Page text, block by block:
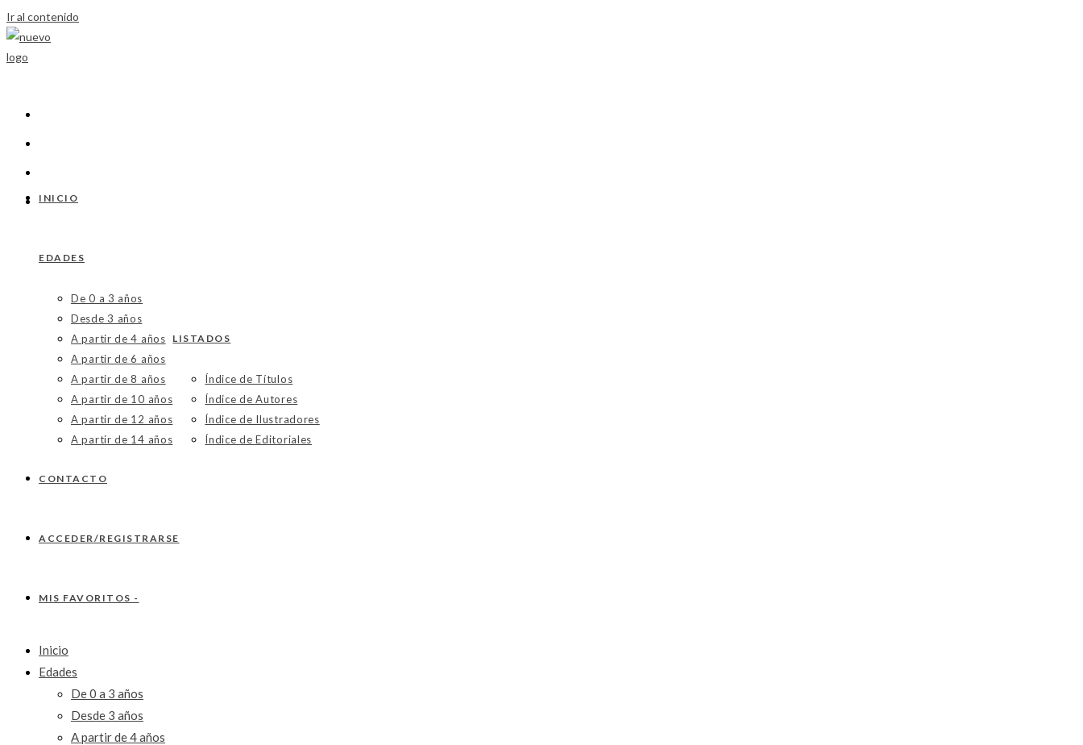
Ir al contenido
INICIO
EDADES
De 0 a 3 años
Desde 3 años
A partir de 4 años
A partir de 6 años
A partir de 8 años
A partir de 10 años
A partir de 12 años
A partir de 14 años
LISTADOS
Índice de Títulos
Índice de Autores
Índice de Ilustradores
Índice de Editoriales
CONTACTO
ACCEDER/REGISTRARSE
MIS FAVORITOS -
Inicio
Edades
De 0 a 3 años
Desde 3 años
A partir de 4 años